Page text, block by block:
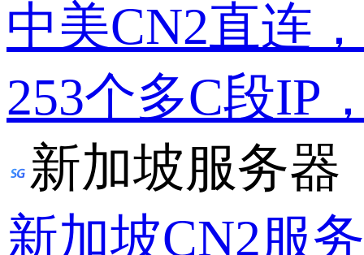
中美CN2直连
253个多C段IP
新加坡服务器
新加坡CN2服